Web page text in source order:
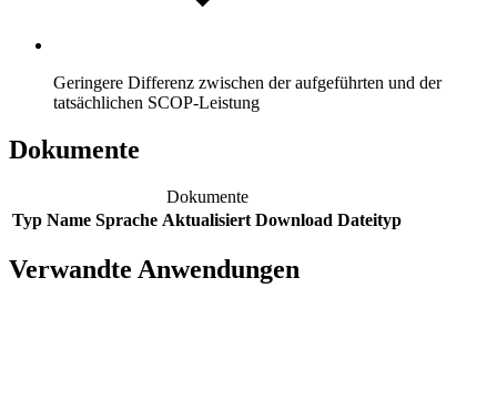
Geringere Differenz zwischen der aufgeführten und der
tatsächlichen SCOP-Leistung
Dokumente
Dokumente
Typ Name Sprache Aktualisiert Download Dateityp
Verwandte Anwendungen